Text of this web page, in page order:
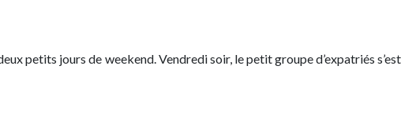
petits jours de weekend. Vendredi soir, le petit groupe d’expatriés s’est